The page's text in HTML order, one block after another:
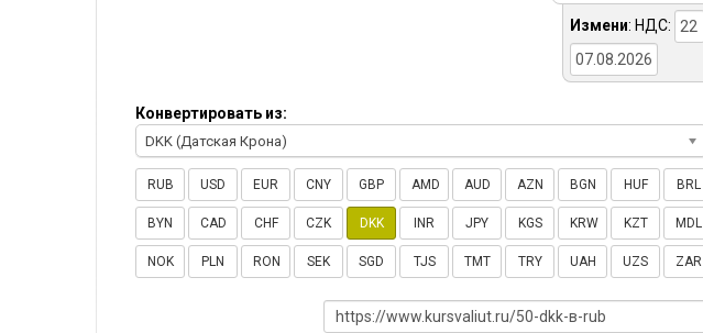
Измени: НДС:
Конвертировать из:
DKK (Датская Крона)
RUB USD EUR CNY GBP AMD AUD AZN BGN HUF BRL
BYN CAD CHF CZK DKK INR JPY KGS KRW KZT MDL
NOK PLN RON SEK SGD TJS TMT TRY UAH UZS ZAR